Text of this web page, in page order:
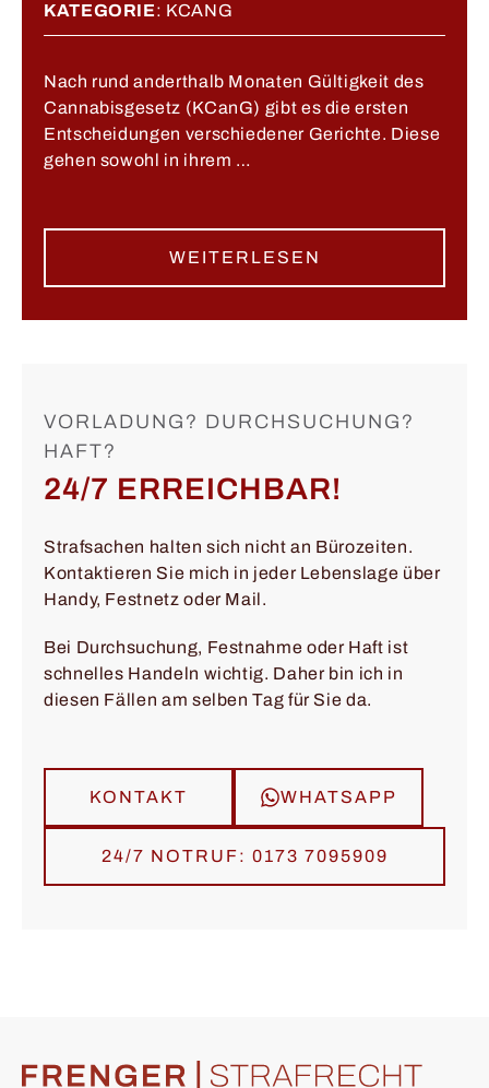
KATEGORIE: KCANG
Nach rund anderthalb Monaten Gültigkeit des
Cannabisgesetz (KCanG) gibt es die ersten
Entscheidungen verschiedener Gerichte. Diese
gehen sowohl in ihrem …
WEITERLESEN
VORLADUNG? DURCHSUCHUNG?
HAFT?
24/7 ERREICHBAR!
Strafsachen halten sich nicht an Bürozeiten.
Kontaktieren Sie mich in jeder Lebenslage über
Handy, Festnetz oder Mail.
Bei Durchsuchung, Festnahme oder Haft ist
schnelles Handeln wichtig. Daher bin ich in
diesen Fällen am selben Tag für Sie da.
KONTAKT WHATSAPP
24/7 NOTRUF: 0173 7095909